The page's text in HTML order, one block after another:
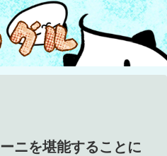
ニを堪能することに